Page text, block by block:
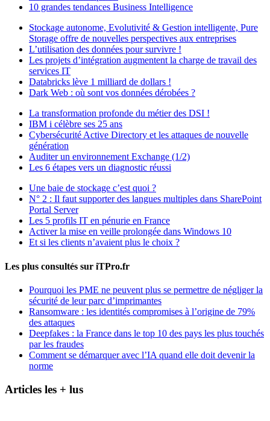
10 grandes tendances Business Intelligence
Stockage autonome, Evolutivité & Gestion intelligente, Pure
Storage offre de nouvelles perspectives aux entreprises
L’utilisation des données pour survivre !
Les projets d’intégration augmentent la charge de travail des
services IT
Databricks lève 1 milliard de dollars !
Dark Web : où sont vos données dérobées ?
La transformation profonde du métier des DSI !
IBM i célèbre ses 25 ans
Cybersécurité Active Directory et les attaques de nouvelle
génération
Auditer un environnement Exchange (1/2)
Les 6 étapes vers un diagnostic réussi
Une baie de stockage c’est quoi ?
N° 2 : Il faut supporter des langues multiples dans SharePoint
Portal Server
Les 5 profils IT en pénurie en France
Activer la mise en veille prolongée dans Windows 10
Et si les clients n’avaient plus le choix ?
Les plus consultés sur iTPro.fr
Pourquoi les PME ne peuvent plus se permettre de négliger la
sécurité de leur parc d’imprimantes
Ransomware : les identités compromises à l’origine de 79%
des attaques
Deepfakes : la France dans le top 10 des pays les plus touchés
par les fraudes
Comment se démarquer avec l’IA quand elle doit devenir la
norme
Articles les + lus